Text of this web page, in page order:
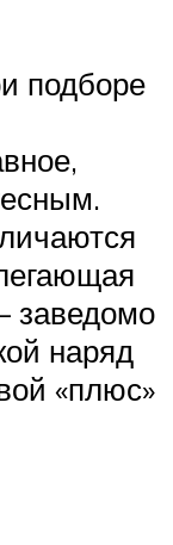
подборе
заведомо
наряд
«плюс»